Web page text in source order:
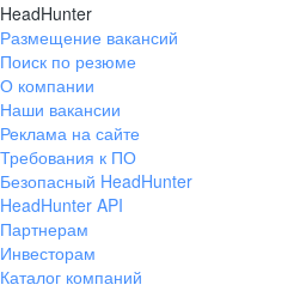
HeadHunter
Размещение вакансий
Поиск по резюме
О компании
Наши вакансии
Реклама на сайте
Требования к ПО
Безопасный HeadHunter
HeadHunter API
Партнерам
Инвесторам
Каталог компаний